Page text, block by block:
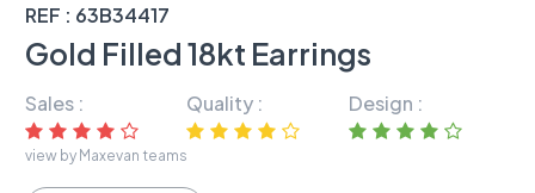
REF : 63B34417
Gold Filled 18kt Earrings
Sales : Quality : Design :
view by Maxevan teams